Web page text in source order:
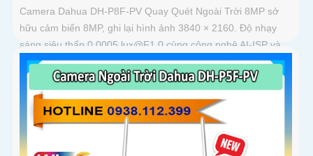
Camera Dahua DH-P8F-PV Quay Quét Ngoài Trời 8MP sở
hữu cảm biến 8MP, ghi lại hình ảnh 3840 × 2160. Độ nhạy
sáng siêu thấp 0.0005 lux@F1.0 cùng công nghệ AI-ISP và
cảm biến lớn...